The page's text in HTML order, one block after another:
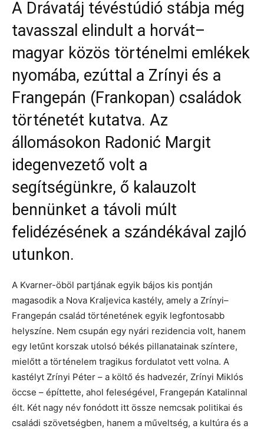
A Drávatáj tévéstúdió stábja még
tavasszal elindult a horvát–
magyar közös történelmi emlékek
nyomába, ezúttal a Zrínyi és a
Frangepán (Frankopan) családok
történetét kutatva. Az
állomásokon Radonić Margit
idegenvezető volt a
segítségünkre, ő kalauzolt
bennünket a távoli múlt
felidézésének a szándékával zajló
utunkon.
A Kvarner-öböl partjának egyik bájos kis pontján
magasodik a Nova Kraljevica kastély, amely a Zrínyi–
Frangepán család történetének egyik legfontosabb
helyszíne. Nem csupán egy nyári rezidencia volt, hanem
egy letűnt korszak utolsó békés pillanatainak színtere,
mielőtt a történelem tragikus fordulatot vett volna. A
kastélyt Zrínyi Péter – a költő és hadvezér, Zrínyi Miklós
öccse – építtette, ahol feleségével, Frangepán Katalinnal
élt. Két nagy név fonódott itt össze nemcsak politikai és
családi szövetségben, hanem a műveltség, a kultúra és a